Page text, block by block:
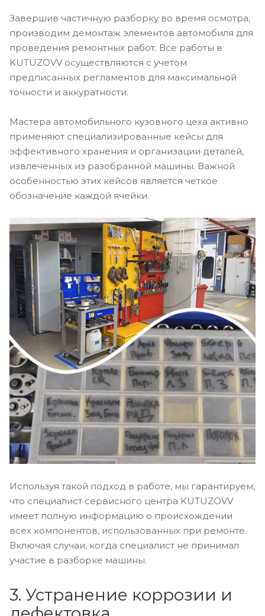
Завершив частичную разборку во время осмотра,
производим демонтаж элементов автомобиля для
проведения ремонтных работ. Все работы в
KUTUZOVV осуществляются с учетом
предписанных регламентов для максимальной
точности и аккуратности.
Мастера автомобильного кузовного цеха активно
применяют специализированные кейсы для
эффективного хранения и организации деталей,
извлеченных из разобранной машины. Важной
особенностью этих кейсов является четкое
обозначение каждой ячейки.
Используя такой подход в работе, мы гарантируем,
что специалист сервисного центра KUTUZOVV
имеет полную информацию о происхождении
всех компонентов, использованных при ремонте.
Включая случаи, когда специалист не принимал
участие в разборке машины.
3. Устранение коррозии и